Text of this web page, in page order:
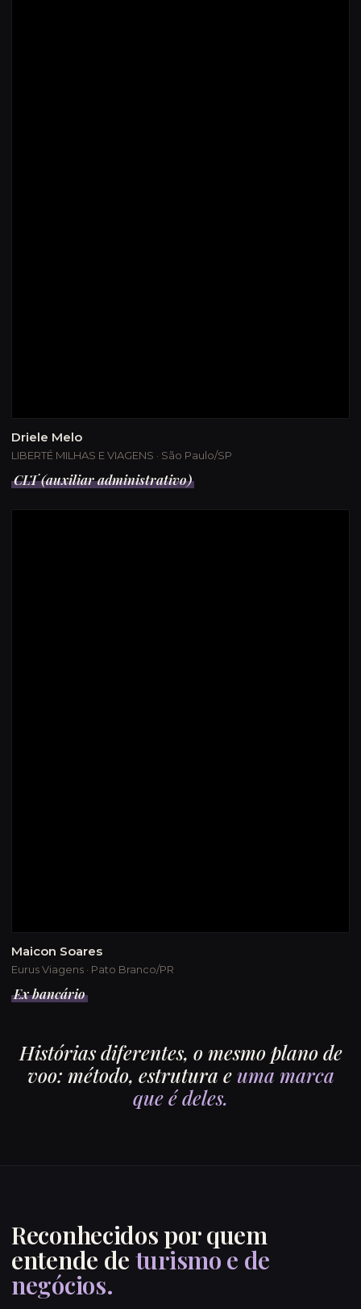
Driele Melo
LIBERTÉ MILHAS E VIAGENS · São Paulo/SP
CLT (auxiliar administrativo)
Maicon Soares
Eurus Viagens · Pato Branco/PR
Ex bancário
Histórias diferentes, o mesmo plano de
voo: método, estrutura euma marca
que é deles.
Reconhecidos por quem
entende de turismo e de
negócios.